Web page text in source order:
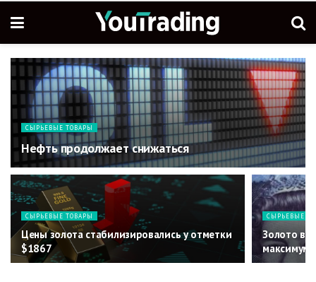
СЫРЬЕВЫЕ ТОВАРЫ
Нефть продолжает снижаться
СЫРЬЕВЫЕ ТОВАРЫ
Цены золота стабилизировались у отметки
$1867
СЫРЬЕВЫЕ
Золото в
максимум